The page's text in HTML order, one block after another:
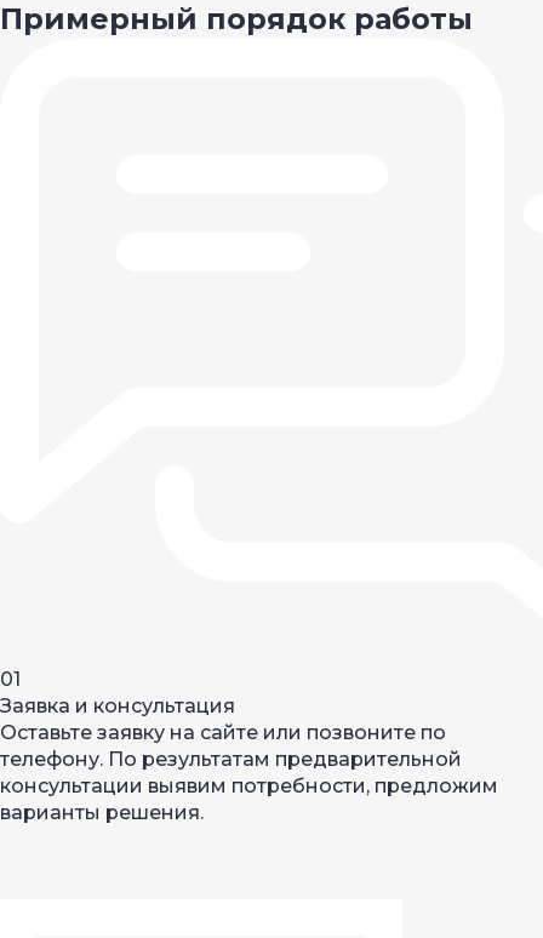
Примерный порядок работы
01
Заявка и консультация
Оставьте заявку на сайте или позвоните по
телефону. По результатам предварительной
консультации выявим потребности, предложим
варианты решения.